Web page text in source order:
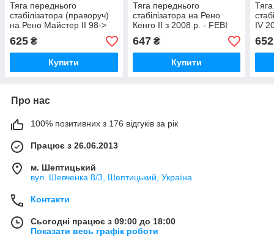
Тяга переднього
стабілізатора (праворуч)
на Рено Майстер II 98->
FEBI BILSTEIN
(Німеччина) 19866
625 ₴
Купити
Тяга переднього
стабілізатора на Рено
Кенго II з 2008 р. - FEBI
BILSTEIN (Німеччина) -
21015
647₴
Купити
IV
652
Про нас
100% позитивних з 176 відгуків за рік
Працює з 26.06.2013
м. Шептицький
вул. Шевченка 8/3, Шептицький, Україна
Контакти
Сьогодні працює з 09:00 до 18:00
Показати весь графік роботи